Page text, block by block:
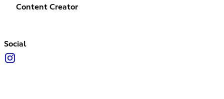
Content Creator
Social